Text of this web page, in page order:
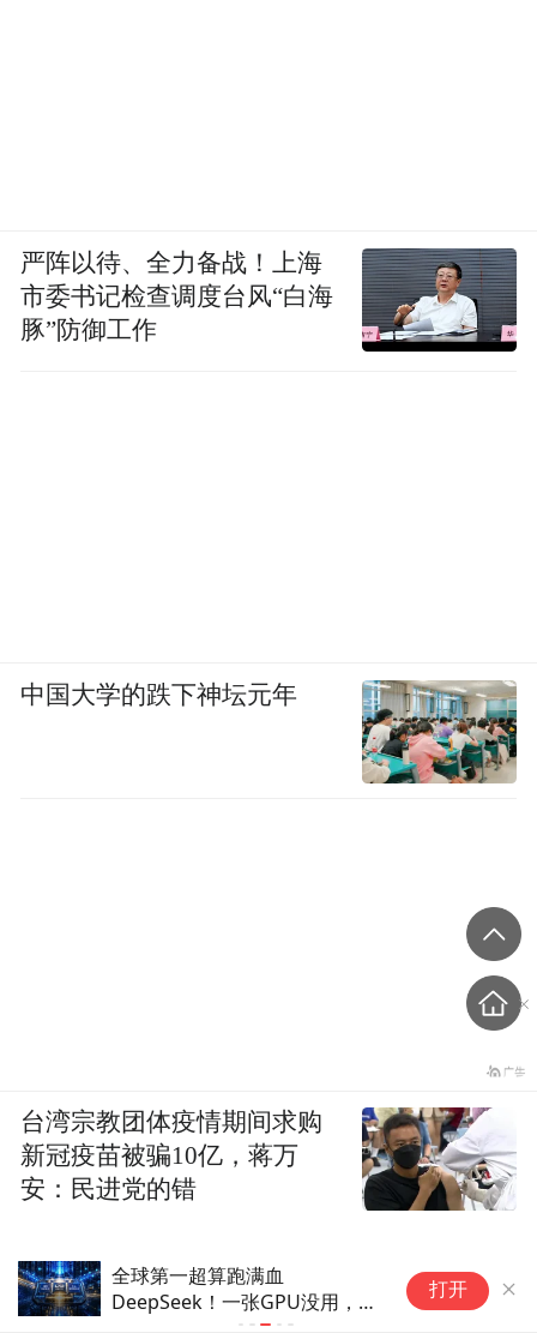
德适科技(02526)上半年模型服
务收入大增101.1% 总收入占比
打开
严阵以待、全力备战！上海
市委书记检查调度台风“白海
豚”防御工作
中国大学的跌下神坛元年
台湾宗教团体疫情期间求购
新冠疫苗被骗10亿，蒋万
安：民进党的错